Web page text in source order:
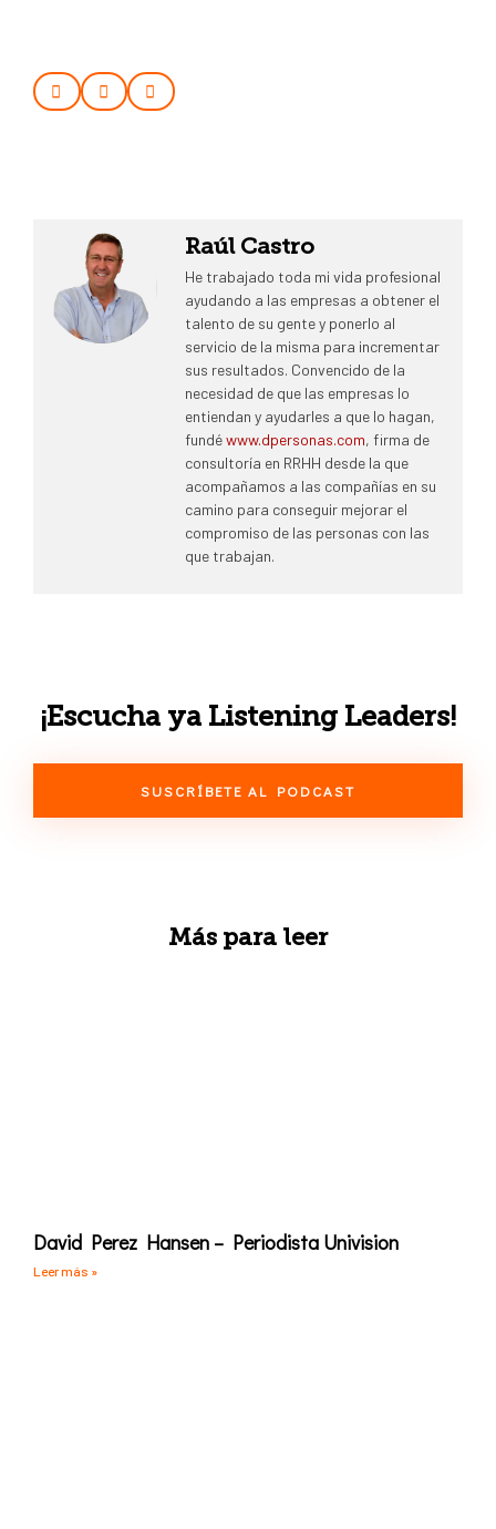
Raúl Castro
He trabajado toda mi vida profesional
ayudando a las empresas a obtener el
talento de su gente y ponerlo al
servicio de la misma para incrementar
sus resultados. Convencido de la
necesidad de que las empresas lo
entiendan y ayudarles a que lo hagan,
fundéwww.dpersonas.com, firma de
consultoría en RRHH desde la que
acompañamos a las compañías en su
camino para conseguir mejorar el
compromiso de las personas con las
que trabajan.
¡Escucha ya Listening Leaders!
SUSCRÍBETE AL PODCAST
Más para leer
David Perez Hansen – Periodista Univision
Leer más »